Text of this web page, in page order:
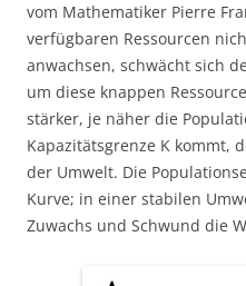
vom Mathematiker Pierre
verfügbaren Ressourcen
anwachsen, schwächt sich
um diese knappen
stärker, je näher die
Kapazitätsgrenze K kommt,
der Umwelt. Die
Kurve; in einer stabilen
Zuwachs und Schwund die